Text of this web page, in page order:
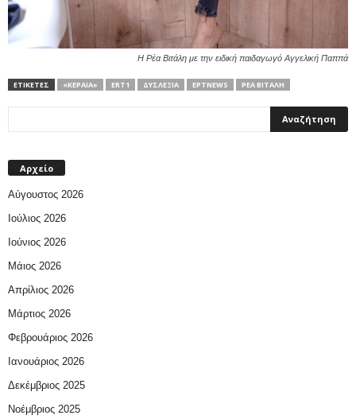
Η Ρέα Βιτάλη με την ειδική παιδαγωγό Αγγελική Παππά
ΕΤΙΚΕΤΕΣ «ΚΕΡΑΊΑ» ERT1 ΔΥΣΛΕΞΙΑ ΕΡΤNEWS ΡΈΑ ΒΙΤΆΛΗ
Αρχείο
Αύγουστος 2026
Ιούλιος 2026
Ιούνιος 2026
Μάιος 2026
Απρίλιος 2026
Μάρτιος 2026
Φεβρουάριος 2026
Ιανουάριος 2026
Δεκέμβριος 2025
Νοέμβριος 2025